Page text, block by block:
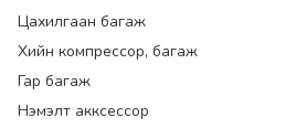
Цахилгаан багаж
Хийн компрессор, багаж
Гар багаж
Нэмэлт акксессор